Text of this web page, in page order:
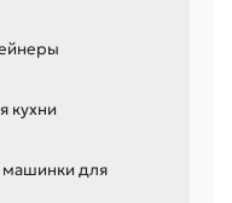
кухни
для